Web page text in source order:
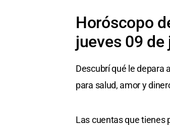
Horóscopo
jueves 09
Descubrí qué le depara a
para salud, amor y
Las cuentas que tienes